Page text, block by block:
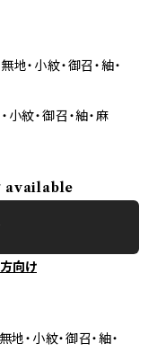
地・小紋・御召・紬・
小紋・御召・紬・麻
available
向け
地・小紋・御召・紬・